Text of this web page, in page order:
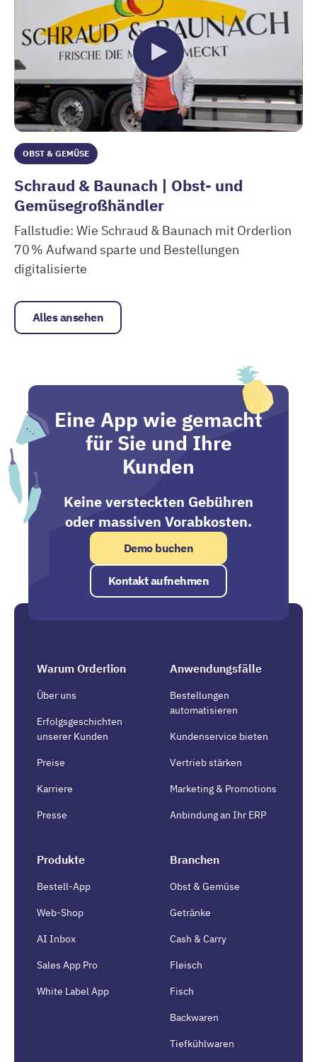
OBST & GEMÜSE
Schraud & Baunach | Obst- und
Gemüsegroßhändler
Fallstudie: Wie Schraud & Baunach mit Orderlion
70 % Aufwand sparte und Bestellungen
digitalisierte
Alles ansehen
Eine App wie gemacht
für Sie und Ihre
Kunden
Keine versteckten Gebühren
oder massiven Vorabkosten.
Demo buchen
Kontakt aufnehmen
Warum Orderlion
Über uns
Erfolgsgeschichten
unserer Kunden
Preise
Karriere
Presse
Anwendungsfälle
Bestellungen
automatisieren
Kundenservice bieten
Vertrieb stärken
Marketing & Promotions
Anbindung an Ihr ERP
Produkte
Bestell-App
Web-Shop
AI Inbox
Sales App Pro
White Label App
Branchen
Obst & Gemüse
Getränke
Cash & Carry
Fleisch
Fisch
Backwaren
Tiefkühlwaren